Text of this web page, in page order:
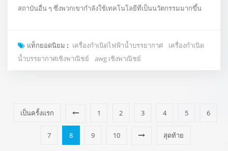
สถาบันอื่น ๆ ซึ่งพวกเขากำลังใช้เทคโนโลยีที่เป็นนวัตกรรมมากขึ้น
ยั่งยืน ฝูโจวกรีนโอลีฟ เครื่องกำเนิดน้ำเชิงพาณิชย์ (AWG) ติดตั้งที่ชั้น
บนของหลังคาหรืออาคารพาณิชย์โรงเร...
แท็กยอดนิยม : เครื่องกำเนิดไฟฟ้าน้ำบรรยากาศ
เครื่องกำเนิด
น้ำบรรยากาศเชิงพาณิชย์
awg เชิงพาณิชย์
เป็นครั้งแรก 1 2 3 4 5 6
7 8 9 10 สุดท้าย